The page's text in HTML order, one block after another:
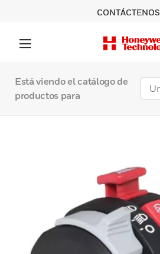
CONTÁCTENOS
Está viendo el catálogo de
productos para